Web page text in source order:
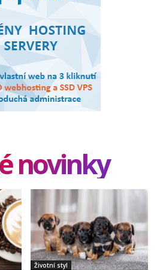
novinky
Životní styl